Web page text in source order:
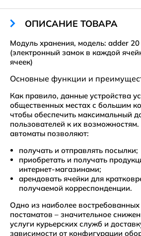
ОПИСАНИЕ ТОВАРА
Модуль хранения, модель: adder
(электронный замок в каждой
ячеек)
Основные функции и
Как правило, данные устройства
общественных местах с большим
чтобы обеспечить максимальный
пользователей к их
автоматы позволяют:
получать и отправлять посылки;
приобретать и получать
интернет-магазинами;
арендовать ячейки для
получаемой корреспонденции.
Одно из наиболее
постаматов – значительное
услуги курьерских служб и
зависимости от конфигурации